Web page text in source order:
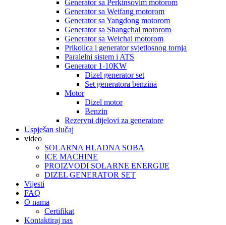
Generator sa Perkinsovim motorom
Generator sa Weifang motorom
Generator sa Yangdong motorom
Generator sa Shangchai motorom
Generator sa Weichai motorom
Prikolica i generator svjetlosnog tornja
Paralelni sistem i ATS
Generator 1-10KW
Dizel generator set
Set generatora benzina
Motor
Dizel motor
Benzin
Rezervni dijelovi za generatore
Uspješan slučaj
video
SOLARNA HLADNA SOBA
ICE MACHINE
PROIZVODI SOLARNE ENERGIJE
DIZEL GENERATOR SET
Vijesti
FAQ
O nama
Certifikat
Kontaktiraj nas